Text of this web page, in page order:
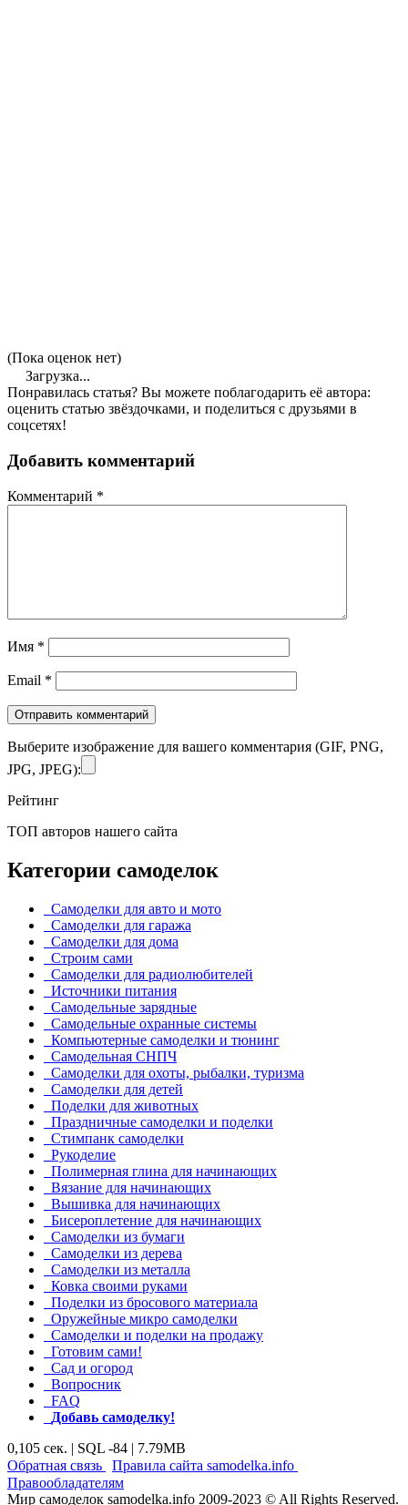
(Пока оценок нет)
Загрузка...
Понравилась статья? Вы можете поблагодарить её автора:
оценить статью звёздочками, и поделиться с друзьями в
соцсетях!
Добавить комментарий
Комментарий *
Имя *
Email *
Выберите изображение для вашего комментария (GIF, PNG,
JPG, JPEG):
Рейтинг
ТОП авторов нашего сайта
Категории самоделок
Самоделки для авто и мото
Самоделки для гаража
Самоделки для дома
Строим сами
Самоделки для радиолюбителей
Источники питания
Самодельные зарядные
Самодельные охранные системы
Компьютерные самоделки и тюнинг
Самодельная СНПЧ
Самоделки для охоты, рыбалки, туризма
Самоделки для детей
Поделки для животных
Праздничные самоделки и поделки
Стимпанк самоделки
Рукоделие
Полимерная глина для начинающих
Вязание для начинающих
Вышивка для начинающих
Бисероплетение для начинающих
Самоделки из бумаги
Самоделки из дерева
Самоделки из металла
Ковка своими руками
Поделки из бросового материала
Оружейные микро самоделки
Самоделки и поделки на продажу
Готовим сами!
Сад и огород
Вопросник
FAQ
Добавь самоделку!
0,105 сек. | SQL -84 | 7.79MB
Обратная связь
Правила сайта samodelka.info
Правообладателям
Мир самоделок samodelka.info 2009-2023 © All Rights Reserved.